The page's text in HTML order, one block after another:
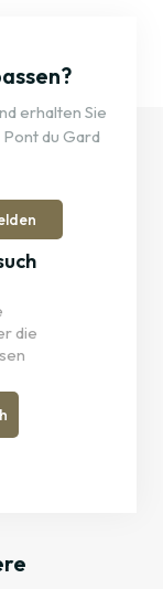
erhalten Sie
du Gard
die